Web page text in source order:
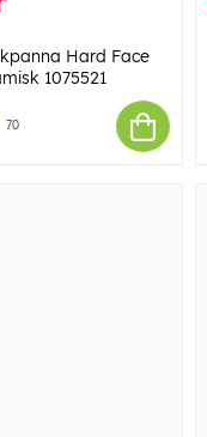
Hard Face
1075521
70